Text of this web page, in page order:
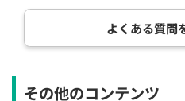
よくある質問
その他のコンテンツ